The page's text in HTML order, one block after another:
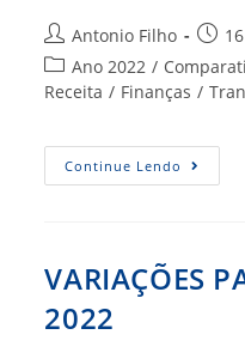
Autor
do
post:
Antonio Filho
Post
Categoria
do
Ano 2022 /
Receita / Finanças /
Continue Lendo
2022
VARIAÇÕES
2022